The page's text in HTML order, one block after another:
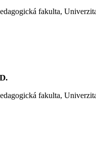
fakulta,
fakulta,